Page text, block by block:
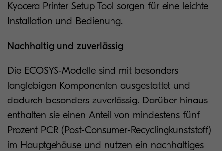
Kyocera Printer Setup Tool sorgen für eine leichte
Installation und Bedienung.
Nachhaltig und zuverlässig
Die ECOSYS-Modelle sind mit besonders
langlebigen Komponenten ausgestattet und
dadurch besonders zuverlässig. Darüber hinaus
enthalten sie einen Anteil von mindestens fünf
Prozent PCR (Post-Consumer-Recyclingkunststoff)
im Hauptgehäuse und nutzen ein nachhaltiges